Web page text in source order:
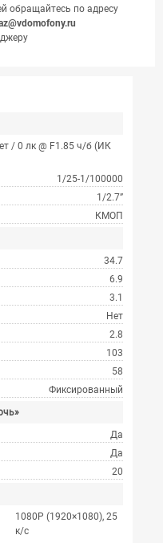
обращайтесь по адресу
/ 0 лк @ F1.85 ч/б (ИК
1/25-1/100000
1/2.7”
КМОП
34.7
6.9
3.1
Нет
2.8
103
58
Фиксированный
Да
Да
20
1080P (1920×1080), 25
к/с